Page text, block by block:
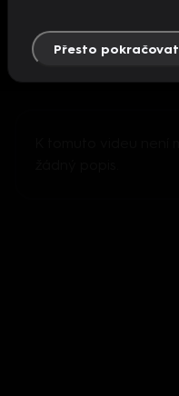
Přesto pokračovat